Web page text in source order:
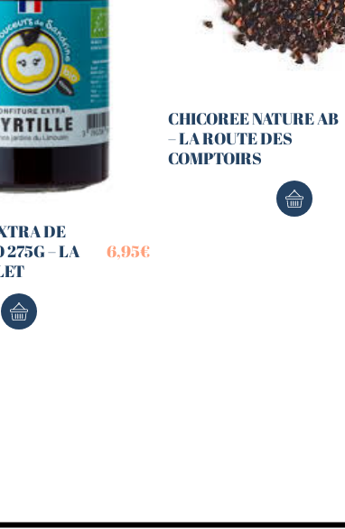
DE
– LA
6,95€
CHICOREE NATURE AB
– LA ROUTE DES
COMPTOIRS